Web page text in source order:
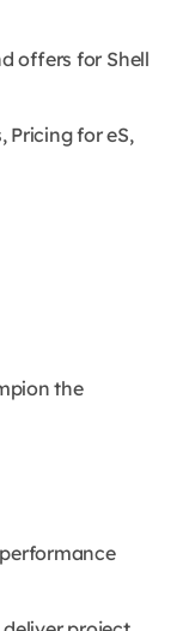
offers for Shell
Pricing for eS,
the